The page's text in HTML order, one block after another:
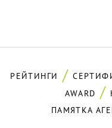
РЕЙТИНГИ
AWARD
ПАМЯТКА